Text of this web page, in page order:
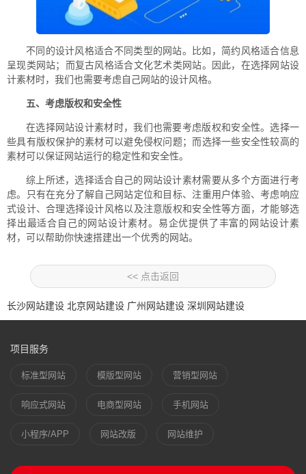
不同的设计风格适合不同类型的网站。比如，简约风格适合信息
呈现类网站；而复古风格适合文化艺术类网站。因此，在选择网站设
计素材时，我们也需要考虑自己网站的设计风格。
五、考虑版权和安全性
在选择网站设计素材时，我们也需要考虑版权和安全性。选择一
些具有版权保护的素材可以避免侵权问题；而选择一些安全性较高的
素材可以保证网站运行的稳定性和安全性。
综上所述，选择适合自己的网站设计素材需要从多个方面进行考
虑。只有在充分了解自己网站定位和目标、注重用户体验、考虑响应
式设计、合理选择设计风格以及注意版权和安全性等方面，才能够选
择出最适合自己的网站设计素材。易企优提供了丰富的网站设计素
材，可以帮助你快速搭建出一个优秀的网站。
<< 点击返回
长沙网站建设 北京网站建设 广州网站建设 深圳网站建设
项目服务
标准型网站 模版型网站 营销型网站
响应式网站 电商型网站 手机网站
小程序/APP 网站改版 网站维护